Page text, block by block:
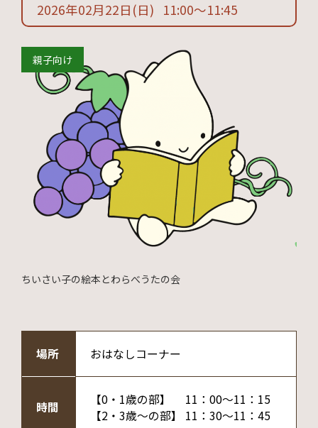
2026年02月22日 (日) 11:00〜11:45
親子向け
ちいさい子の絵本とわらべうたの会
場所 おはなしコーナー
時間
【0・1歳の部】 11：00～11：15
【2・3歳～の部】 11：30～11：45